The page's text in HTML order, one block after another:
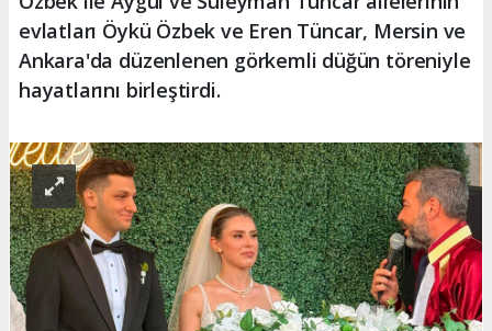
evlatları Öykü Özbek ve Eren Tüncar, Mersin ve
Ankara'da düzenlenen görkemli düğün töreniyle
hayatlarını birleştirdi.